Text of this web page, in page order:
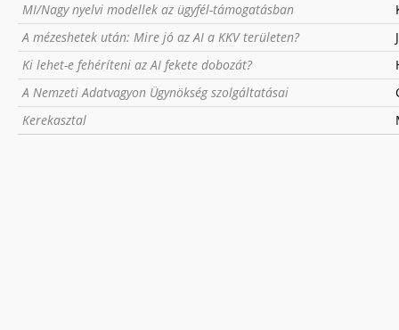
MI/Nagy nyelvi modellek az ügyfél-támogatásban
A mézeshetek után: Mire jó az AI a KKV területen?
Ki lehet-e fehéríteni az AI fekete dobozát?
A Nemzeti Adatvagyon Ügynökség szolgáltatásai
Kerekasztal